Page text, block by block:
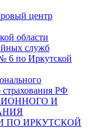
центр
области
служб
по Иркутской
РФ
И
ПО ИРКУТСКОЙ